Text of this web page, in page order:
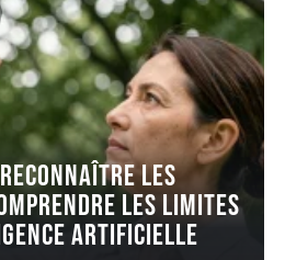
les
les limites
artificielle